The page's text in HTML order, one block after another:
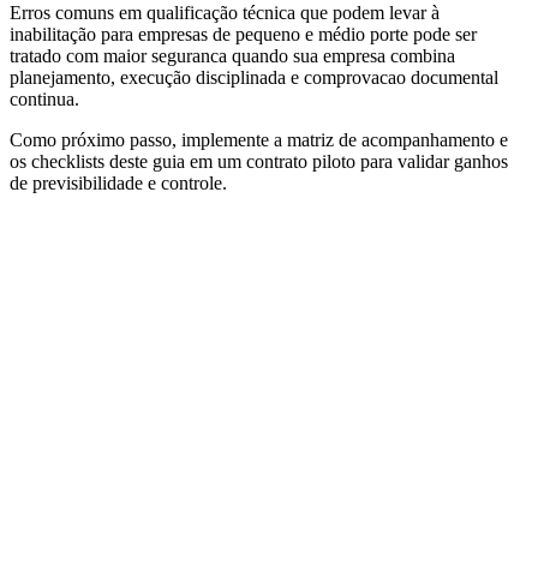
Erros comuns em qualificação técnica que podem levar à
inabilitação para empresas de pequeno e médio porte pode ser
tratado com maior seguranca quando sua empresa combina
planejamento, execução disciplinada e comprovacao documental
continua.
Como próximo passo, implemente a matriz de acompanhamento e
os checklists deste guia em um contrato piloto para validar ganhos
de previsibilidade e controle.